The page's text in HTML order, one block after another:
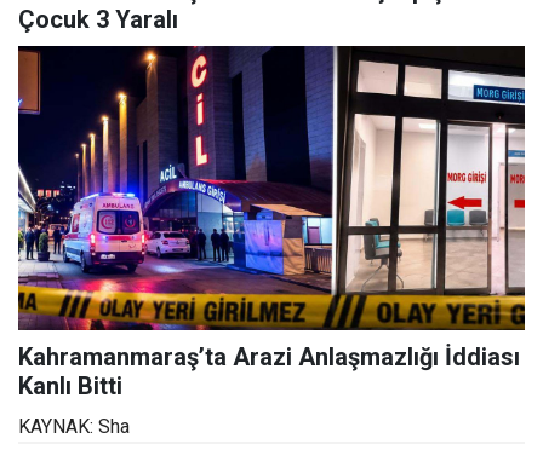
Çocuk 3 Yaralı
Kahramanmaraş’ta Arazi Anlaşmazlığı İddiası
Kanlı Bitti
KAYNAK: Sha